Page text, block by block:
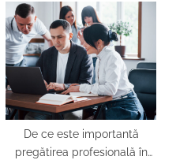
pe tine însuți
De ce este importantă
pregătirea profesională în